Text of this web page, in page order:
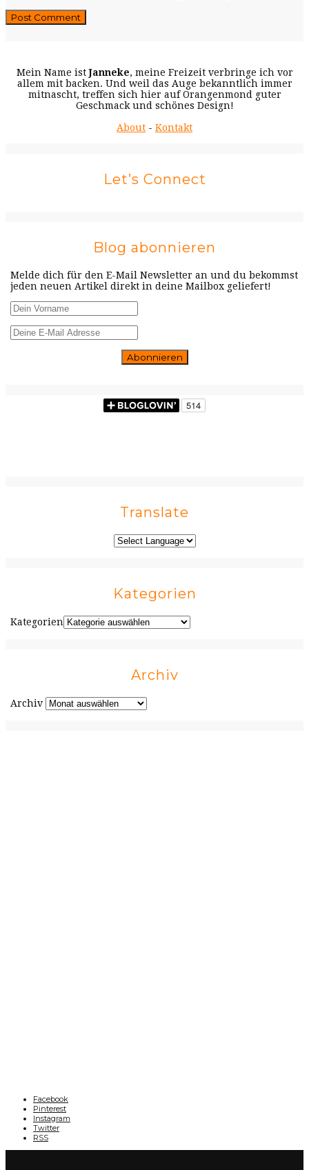
Mein Name istJanneke, meine Freizeit verbringe ich vor
allem mit backen. Und weil das Auge bekanntlich immer
mitnascht, treffen sich hier auf Orangenmond guter
Geschmack und schönes Design!
About - Kontakt
Let’s Connect
Blog abonnieren
Melde dich für den E-Mail Newsletter an und du bekommst
jeden neuen Artikel direkt in deine Mailbox geliefert!
Translate
Kategorien
Kategorien
Archiv
Archiv
Facebook
Pinterest
Instagram
Twitter
RSS